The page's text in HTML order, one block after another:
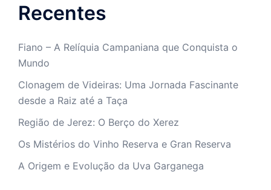
Recentes
Fiano – A Relíquia Campaniana que Conquista o
Mundo
Clonagem de Videiras: Uma Jornada Fascinante
desde a Raiz até a Taça
Região de Jerez: O Berço do Xerez
Os Mistérios do Vinho Reserva e Gran Reserva
A Origem e Evolução da Uva Garganega